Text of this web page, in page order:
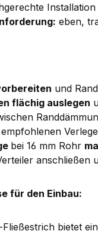
eben,
und
flächig auslegen
bei 16 mm Rohr
anschließen
für den Einbau:
bietet